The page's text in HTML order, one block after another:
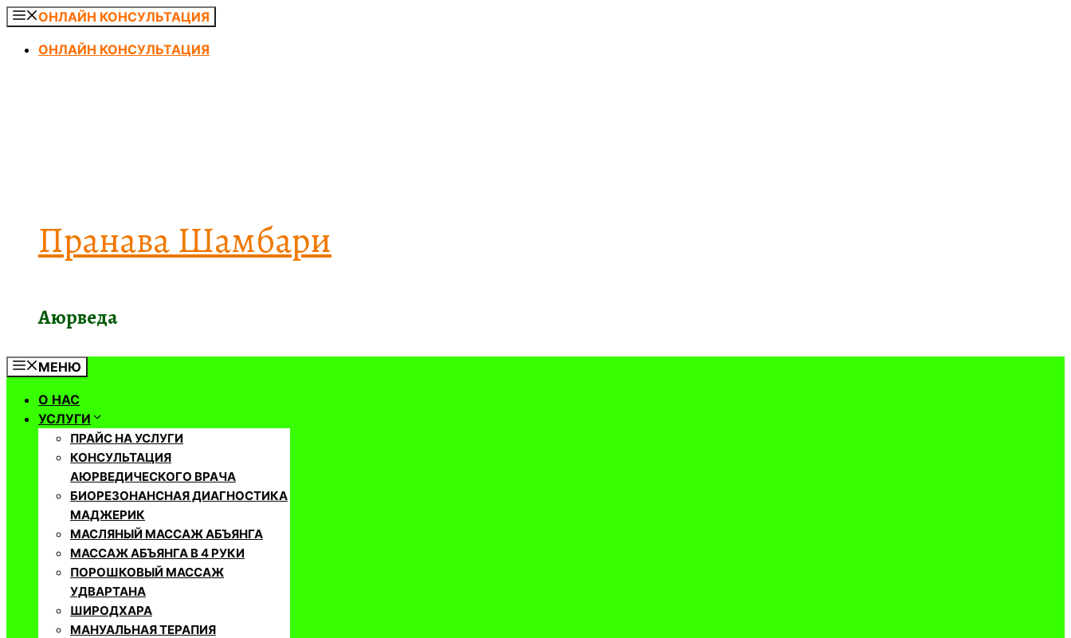
Перейти
содержимому
ОНЛАЙН КОНСУЛЬТАЦИЯ
ОНЛАЙН КОНСУЛЬТАЦИЯ
Пранава Шамбари
Аюрведа
МЕНЮ
О НАС
УСЛУГИ
ПРАЙС НА УСЛУГИ
КОНСУЛЬТАЦИЯ
АЮРВЕДИЧЕСКОГО ВРАЧА
БИОРЕЗОНАНСНАЯ ДИАГНОСТИКА
МАДЖЕРИК
МАСЛЯНЫЙ МАССАЖ АБЪЯНГА
МАССАЖ АБЪЯНГА В 4 РУКИ
ПОРОШКОВЫЙ МАССАЖ
УДВАРТАНА
ШИРОДХАРА
МАНУАЛЬНАЯ ТЕРАПИЯ